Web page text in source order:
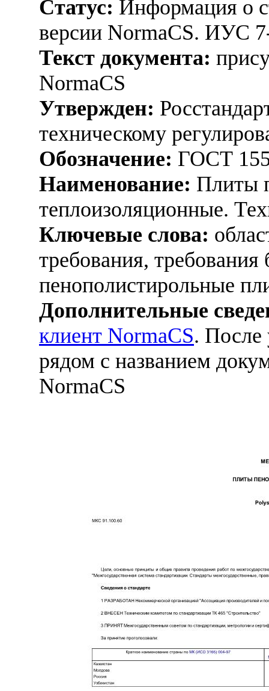
Статус: Информация о
версии NormaCS. ИУС
Текст документа:
NormaCS
Утвержден:
техническому
Обозначение: ГОСТ
Наименование: Плиты
теплоизоляционные.
Ключевые слова:
требования,
пенополистирольные
Дополнительные
клиент NormaCS. После
рядом с названием
NormaCS